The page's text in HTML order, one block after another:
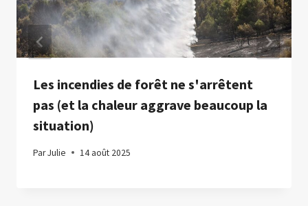
Les incendies de forêt ne s'arrêtent
pas (et la chaleur aggrave beaucoup la
situation)
ParJulie 14 août 2025